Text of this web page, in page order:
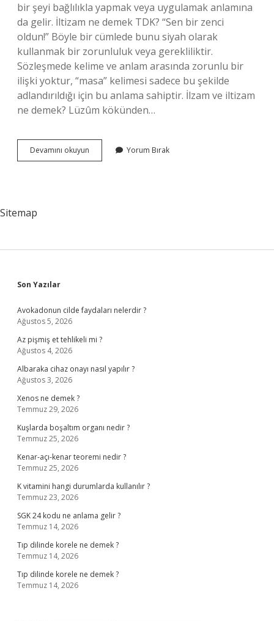
bir şeyi bağlılıkla yapmak veya uygulamak anlamına
da gelir. İltizam ne demek TDK? “Sen bir zenci
oldun!” Böyle bir cümlede bunu siyah olarak
kullanmak bir zorunluluk veya gerekliliktir.
Sözleşmede kelime ve anlam arasında zorunlu bir
ilişki yoktur, “masa” kelimesi sadece bu şekilde
adlandırıldığı için bu anlama sahiptir. İlzam ve iltizam
ne demek? Lüzûm kökünden…
Devamını okuyun
Ne
Yorum Bırak
Sitemap
Sidebar
Son Yazılar
Avokadonun cilde faydaları nelerdir ?
Ağustos 5, 2026
Az pişmiş et tehlikeli mi ?
Ağustos 4, 2026
Albaraka cihaz onayı nasıl yapılır ?
Ağustos 3, 2026
Xenos ne demek ?
Temmuz 29, 2026
Kuşlarda boşaltım organı nedir ?
Temmuz 25, 2026
Kenar-açı-kenar teoremi nedir ?
Temmuz 25, 2026
K vitamini hangi durumlarda kullanılır ?
Temmuz 23, 2026
SGK 24 kodu ne anlama gelir ?
Temmuz 14, 2026
Tıp dilinde korele ne demek ?
Temmuz 14, 2026
Tıp dilinde korele ne demek ?
Temmuz 14, 2026